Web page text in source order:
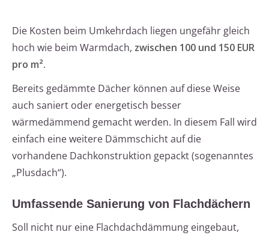
Die Kosten beim Umkehrdach liegen ungefähr gleich
hoch wie beim Warmdach, zwischen 100 und 150 EUR
pro m².
Bereits gedämmte Dächer können auf diese Weise
auch saniert oder energetisch besser
wärmedämmend gemacht werden. In diesem Fall wird
einfach eine weitere Dämmschicht auf die
vorhandene Dachkonstruktion gepackt (sogenanntes
„Plusdach“).
Umfassende Sanierung von Flachdächern
Soll nicht nur eine Flachdachdämmung eingebaut,